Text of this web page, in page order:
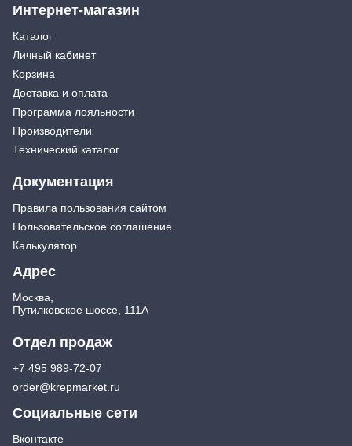
Интернет-магазин
Каталог
Личный кабинет
Корзина
Доставка и оплата
Программа лояльности
Производители
Технический каталог
Документация
Правила пользования сайтом
Пользовательское соглашение
Калькулятор
Адрес
Москва,
Путилковское шоссе, 111А
Отдел продаж
+7 495 989-72-07
order@krepmarket.ru
Социальные сети
Вконтакте